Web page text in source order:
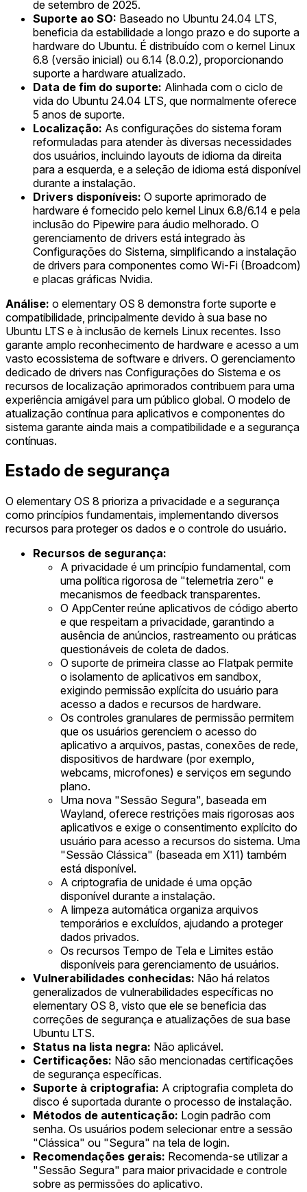
de setembro de 2025.
Suporte ao SO: Baseado no Ubuntu 24.04 LTS,
beneficia da estabilidade a longo prazo e do suporte a
hardware do Ubuntu. É distribuído com o kernel Linux
6.8 (versão inicial) ou 6.14 (8.0.2), proporcionando
suporte a hardware atualizado.
Data de fim do suporte: Alinhada com o ciclo de
vida do Ubuntu 24.04 LTS, que normalmente oferece
5 anos de suporte.
Localização: As configurações do sistema foram
reformuladas para atender às diversas necessidades
dos usuários, incluindo layouts de idioma da direita
para a esquerda, e a seleção de idioma está disponível
durante a instalação.
Drivers disponíveis: O suporte aprimorado de
hardware é fornecido pelo kernel Linux 6.8/6.14 e pela
inclusão do Pipewire para áudio melhorado. O
gerenciamento de drivers está integrado às
Configurações do Sistema, simplificando a instalação
de drivers para componentes como Wi-Fi (Broadcom)
e placas gráficas Nvidia.
Análise: o elementary OS 8 demonstra forte suporte e
compatibilidade, principalmente devido à sua base no
Ubuntu LTS e à inclusão de kernels Linux recentes. Isso
garante amplo reconhecimento de hardware e acesso a um
vasto ecossistema de software e drivers. O gerenciamento
dedicado de drivers nas Configurações do Sistema e os
recursos de localização aprimorados contribuem para uma
experiência amigável para um público global. O modelo de
atualização contínua para aplicativos e componentes do
sistema garante ainda mais a compatibilidade e a segurança
contínuas.
Estado de segurança
O elementary OS 8 prioriza a privacidade e a segurança
como princípios fundamentais, implementando diversos
recursos para proteger os dados e o controle do usuário.
Recursos de segurança:
A privacidade é um princípio fundamental, com
uma política rigorosa de "telemetria zero" e
mecanismos de feedback transparentes.
O AppCenter reúne aplicativos de código aberto
e que respeitam a privacidade, garantindo a
ausência de anúncios, rastreamento ou práticas
questionáveis de coleta de dados.
O suporte de primeira classe ao Flatpak permite
o isolamento de aplicativos em sandbox,
exigindo permissão explícita do usuário para
acesso a dados e recursos de hardware.
Os controles granulares de permissão permitem
que os usuários gerenciem o acesso do
aplicativo a arquivos, pastas, conexões de rede,
dispositivos de hardware (por exemplo,
webcams, microfones) e serviços em segundo
plano.
Uma nova "Sessão Segura", baseada em
Wayland, oferece restrições mais rigorosas aos
aplicativos e exige o consentimento explícito do
usuário para acesso a recursos do sistema. Uma
"Sessão Clássica" (baseada em X11) também
está disponível.
A criptografia de unidade é uma opção
disponível durante a instalação.
A limpeza automática organiza arquivos
temporários e excluídos, ajudando a proteger
dados privados.
Os recursos Tempo de Tela e Limites estão
disponíveis para gerenciamento de usuários.
Vulnerabilidades conhecidas: Não há relatos
generalizados de vulnerabilidades específicas no
elementary OS 8, visto que ele se beneficia das
correções de segurança e atualizações de sua base
Ubuntu LTS.
Status na lista negra: Não aplicável.
Certificações: Não são mencionadas certificações
de segurança específicas.
Suporte à criptografia: A criptografia completa do
disco é suportada durante o processo de instalação.
Métodos de autenticação: Login padrão com
senha. Os usuários podem selecionar entre a sessão
"Clássica" ou "Segura" na tela de login.
Recomendações gerais: Recomenda-se utilizar a
"Sessão Segura" para maior privacidade e controle
sobre as permissões do aplicativo.